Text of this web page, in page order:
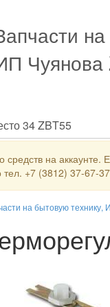
34 ZBT55
Чуянова
средств на
тел. +7 (3812) 37-67-
на бытовую технику,